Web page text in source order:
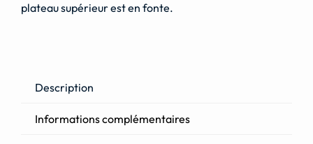
plateau supérieur est en fonte.
Description
Informations complémentaires